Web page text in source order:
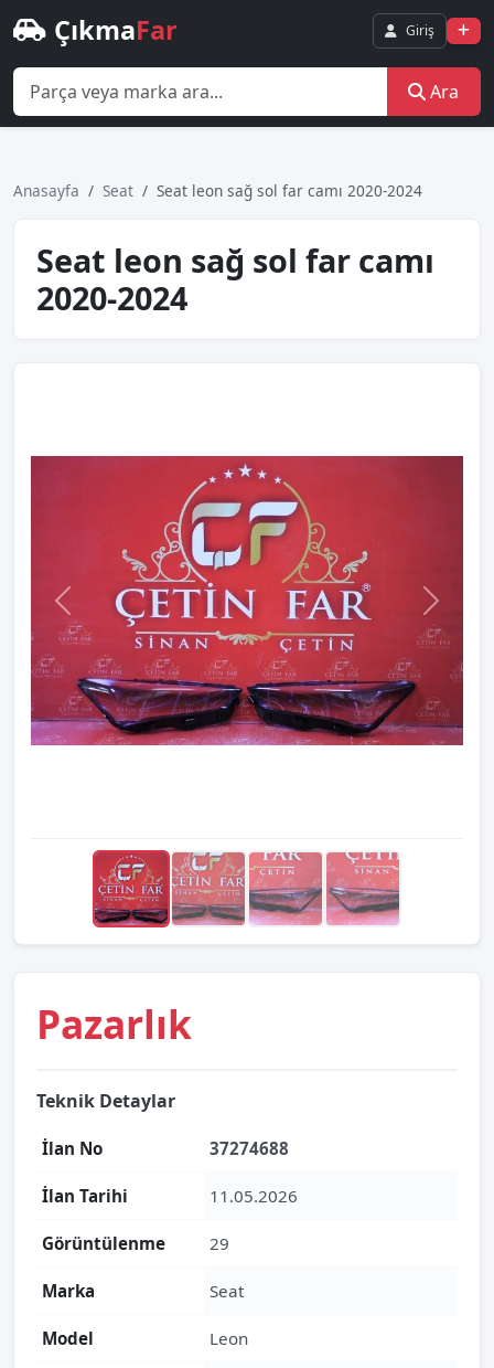
ÇıkmaFar Giriş
Ara
Anasayfa Seat Seat leon sağ sol far camı 2020-2024
Seat leon sağ sol far camı
2020-2024
Pazarlık
Teknik Detaylar
İlan No 37274688
İlan Tarihi 11.05.2026
Görüntülenme 29
Marka Seat
Model Leon